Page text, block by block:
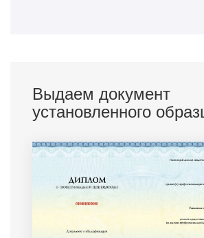
Выдаем документ
установленного